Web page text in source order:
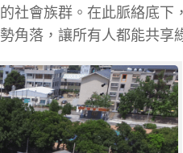
社會族群。在此脈絡底下，
角落，讓所有人都能共享